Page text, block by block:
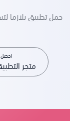
حمل تطبيق بلازما
احصل
متجر